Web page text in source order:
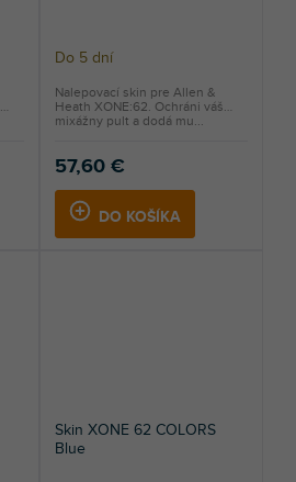
Do 5 dní
57,60 €
DO KOŠÍKA
Nalepovací skin pre Allen &
Heath XONE:62. Ochráni váš
mixážny pult a dodá mu...
Skin XONE 62 COLORS
Blue